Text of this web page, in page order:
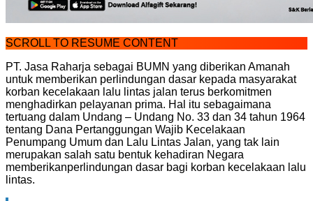
SCROLL TO RESUME CONTENT
PT. Jasa Raharja sebagai BUMN yang diberikan Amanah
untuk memberikan perlindungan dasar kepada masyarakat
korban kecelakaan lalu lintas jalan terus berkomitmen
menghadirkan pelayanan prima. Hal itu sebagaimana
tertuang dalam Undang – Undang No. 33 dan 34 tahun 1964
tentang Dana Pertanggungan Wajib Kecelakaan
Penumpang Umum dan Lalu Lintas Jalan, yang tak lain
merupakan salah satu bentuk kehadiran Negara
memberikanperlindungan dasar bagi korban kecelakaan lalu
lintas.